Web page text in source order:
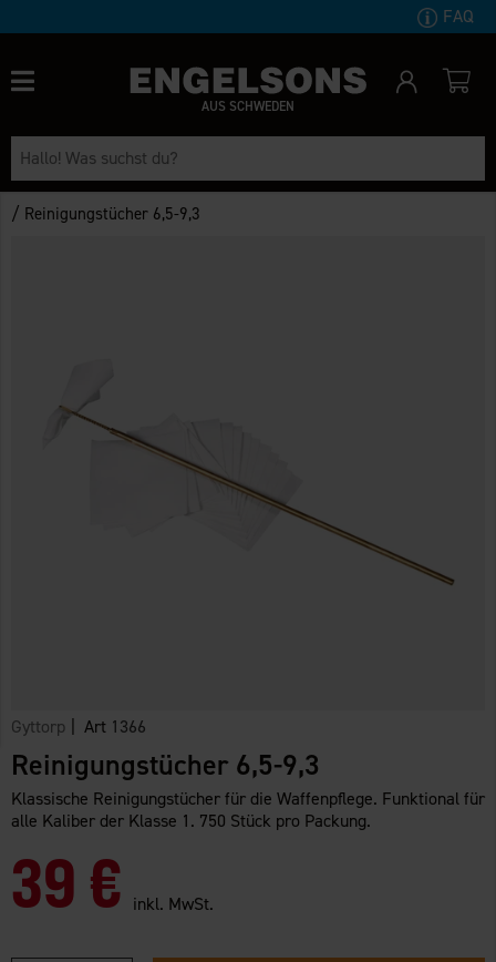
FAQ
AUS SCHWEDEN
/ Reinigungstücher 6,5-9,3
Gyttorp | Art 1366
Reinigungstücher 6,5-9,3
Klassische Reinigungstücher für die Waffenpflege. Funktional für
alle Kaliber der Klasse 1. 750 Stück pro Packung.
39 € inkl. MwSt.